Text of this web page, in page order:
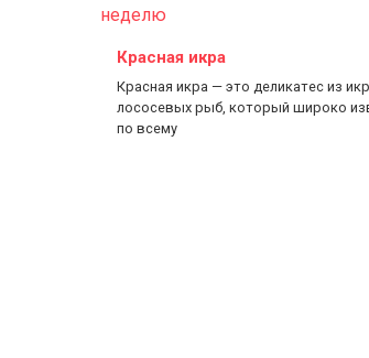
Красная икра
Красная икра — это деликатес из
лососевых рыб, который широко
по всему